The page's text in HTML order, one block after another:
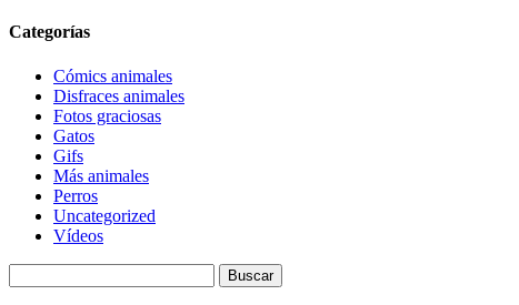
Categorías
Cómics animales
Disfraces animales
Fotos graciosas
Gatos
Gifs
Más animales
Perros
Uncategorized
Vídeos